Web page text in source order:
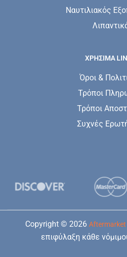
Ναυτιλιακός
ΧΡΗΣΙΜΑ
Όροι &
Τρόποι
Τρόποι
Συχνές
Copyright © 2026
επιφύλαξη κάθε